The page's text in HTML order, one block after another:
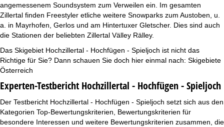
angemessenem Soundsystem zum Verweilen ein. Im gesamten
Zillertal finden Freestyler etliche weitere Snowparks zum Austoben, u.
a. in Mayrhofen, Gerlos und am Hintertuxer Gletscher. Dies sind auch
die Stationen der beliebten Zillertal Välley Rälley.
Das Skigebiet Hochzillertal - Hochfügen - Spieljoch ist nicht das
Richtige für Sie? Dann schauen Sie doch hier einmal nach: Skigebiete
Österreich
Experten-Testbericht Hochzillertal - Hochfügen - Spieljoch
Der Testbericht Hochzillertal - Hochfügen - Spieljoch setzt sich aus den
Kategorien Top-Bewertungskriterien, Bewertungskriterien für
besondere Interessen und weitere Bewertungskriterien zusammen, die